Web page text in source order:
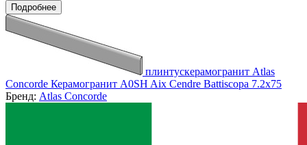
Подробнее
плинтускерамогранит Atlas
Concorde Керамогранит A0SH Aix Cendre Battiscopa 7.2x75
Бренд: Atlas Concorde